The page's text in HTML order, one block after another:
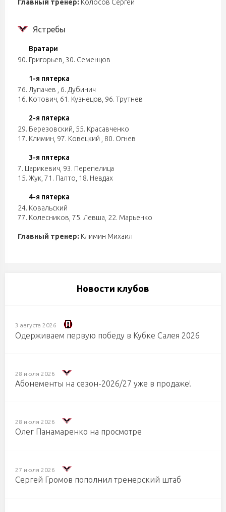
Главный тренер: Колосов Сергей
Ястребы
Вратари
90. Григорьев 30. Семенцов
1-я пятерка
76. Лупачев
6. Дубинич
16. Котович 61. Кузнецов 96. Трутнев
2-я пятерка
29. Березовский 55. Красавченко
17. Климин 97. Ковецкий 80. Огнев
3-я пятерка
7. Царикевич 93. Перепелица
15. Жук 71. Палто 18. Невдах
4-я пятерка
24. Ковальский
77. Колесников 75. Левша 22. Марьенко
Главный тренер: Климин Михаил
Новости клубов
3 августа 2026
Одерживаем первую победу в Кубке Салея 2026
28 июля 2026
Абонементы на сезон-2026/27 уже в продаже!
28 июля 2026
Олег Панамаренко на просмотре
27 июля 2026
Сергей Громов пополнил тренерский штаб